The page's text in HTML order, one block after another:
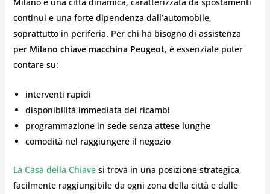
Milano è una città dinamica, caratterizzata da spostamenti
continui e una forte dipendenza dall’automobile,
soprattutto in periferia. Per chi ha bisogno di assistenza
per Milano chiave macchina Peugeot, è essenziale poter
contare su:
interventi rapidi
disponibilità immediata dei ricambi
programmazione in sede senza attese lunghe
comodità nel raggiungere il negozio
La Casa della Chiave si trova in una posizione strategica,
facilmente raggiungibile da ogni zona della città e dalle